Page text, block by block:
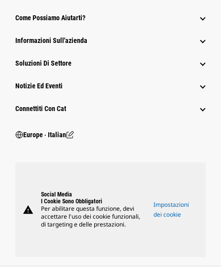
Come Possiamo Aiutarti?
Informazioni Sull'azienda
Soluzioni Di Settore
Notizie Ed Eventi
Connettiti Con Cat
Europe ‧ Italian
warning
Social Media
I Cookie Sono Obbligatori
Per abilitare questa funzione, devi
accettare l'uso dei cookie funzionali,
di targeting e delle prestazioni.
Impostazioni
dei cookie